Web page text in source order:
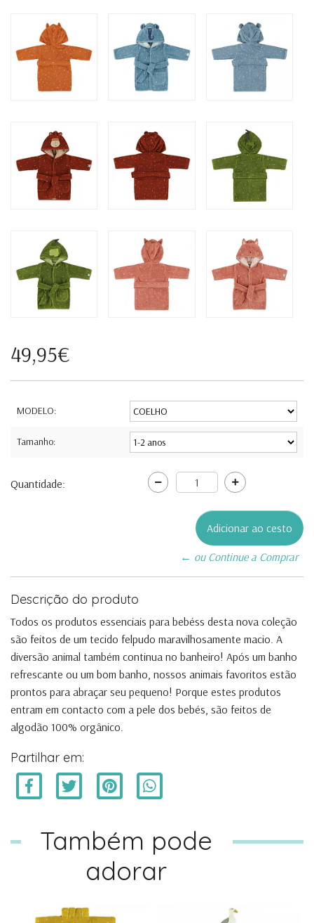
49,95€
MODELO:
Tamanho:
Quantidade:
← ou Continue a Comprar
Descrição do produto
Todos os produtos essenciais para bebéss desta nova coleção
são feitos de um tecido felpudo maravilhosamente macio. A
diversão animal também continua no banheiro! Após um banho
refrescante ou um bom banho, nossos animais favoritos estão
prontos para abraçar seu pequeno! Porque estes produtos
entram em contacto com a pele dos bebés, são feitos de
algodão 100% orgânico.
Partilhar em:
Também pode
adorar